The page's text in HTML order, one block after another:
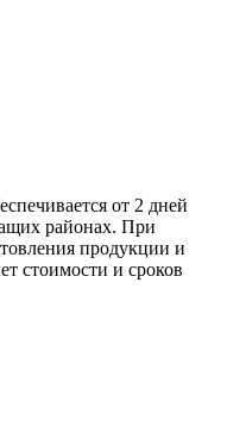
от 2 дней
районах. При
продукции и
стоимости и сроков